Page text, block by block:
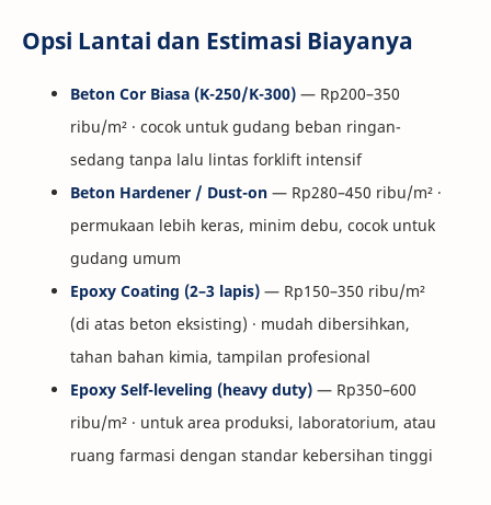
Opsi Lantai dan Estimasi Biayanya
Beton Cor Biasa (K-250/K-300) — Rp200–350
ribu/m² · cocok untuk gudang beban ringan-
sedang tanpa lalu lintas forklift intensif
Beton Hardener / Dust-on — Rp280–450 ribu/m² ·
permukaan lebih keras, minim debu, cocok untuk
gudang umum
Epoxy Coating (2–3 lapis) — Rp150–350 ribu/m²
(di atas beton eksisting) · mudah dibersihkan,
tahan bahan kimia, tampilan profesional
Epoxy Self-leveling (heavy duty) — Rp350–600
ribu/m² · untuk area produksi, laboratorium, atau
ruang farmasi dengan standar kebersihan tinggi